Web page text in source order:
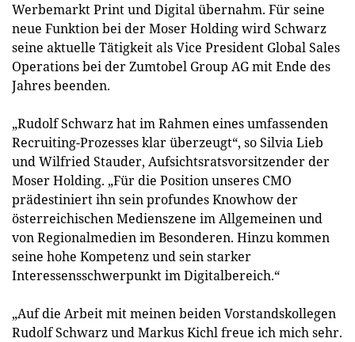
Werbemarkt Print und Digital übernahm. Für seine
neue Funktion bei der Moser Holding wird Schwarz
seine aktuelle Tätigkeit als Vice President Global Sales
Operations bei der Zumtobel Group AG mit Ende des
Jahres beenden.
„Rudolf Schwarz hat im Rahmen eines umfassenden
Recruiting-Prozesses klar überzeugt“, so Silvia Lieb
und Wilfried Stauder, Aufsichtsratsvorsitzender der
Moser Holding. „Für die Position unseres CMO
prädestiniert ihn sein profundes Knowhow der
österreichischen Medienszene im Allgemeinen und
von Regionalmedien im Besonderen. Hinzu kommen
seine hohe Kompetenz und sein starker
Interessensschwerpunkt im Digitalbereich.“
„Auf die Arbeit mit meinen beiden Vorstandskollegen
Rudolf Schwarz und Markus Kichl freue ich mich sehr.